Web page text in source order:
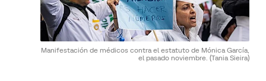
Manifestación de médicos contra el estatuto de Mónica García,
el pasado noviembre. (Tania Sieira)